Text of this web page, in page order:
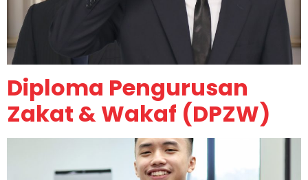
Diploma Pengurusan
Zakat & Wakaf (DPZW)